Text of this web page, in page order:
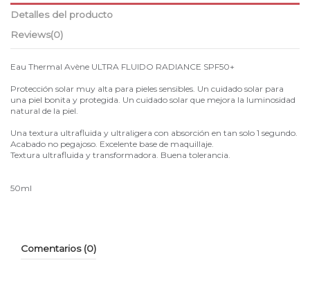
Detalles del producto
Reviews(0)
Eau Thermal Avène ULTRA FLUIDO RADIANCE SPF50+
Protección solar muy alta para pieles sensibles. Un cuidado solar para
una piel bonita y protegida. Un cuidado solar que mejora la luminosidad
natural de la piel.
Una textura ultrafluida y ultraligera con absorción en tan solo 1 segundo.
Acabado no pegajoso. Excelente base de maquillaje.
Textura ultrafluida y transformadora. Buena tolerancia.
50ml
Comentarios (0)